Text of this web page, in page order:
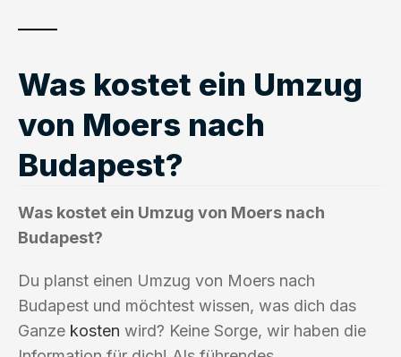
Was kostet ein Umzug
von Moers nach
Budapest?
Was kostet ein Umzug von Moers nach
Budapest?
Du planst einen Umzug von Moers nach
Budapest und möchtest wissen, was dich das
Ganze kosten wird? Keine Sorge, wir haben die